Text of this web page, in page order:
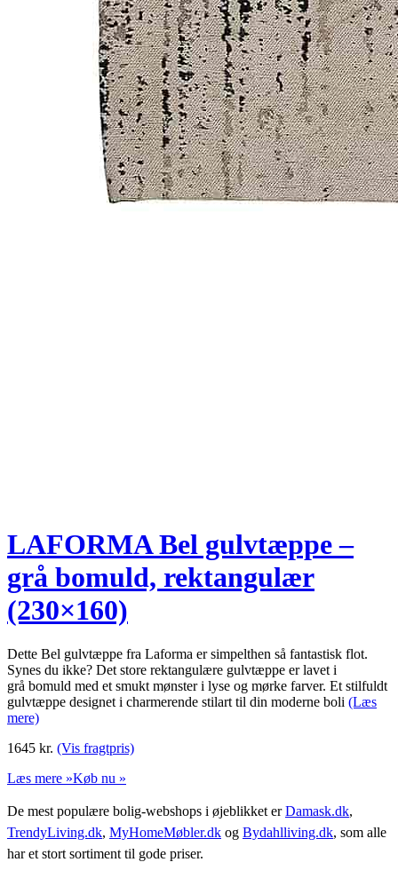
LAFORMA Bel gulvtæppe –
grå bomuld, rektangulær
(230×160)
Dette Bel gulvtæppe fra Laforma er simpelthen så fantastisk flot.
Synes du ikke? Det store rektangulære gulvtæppe er lavet i
grå bomuld med et smukt mønster i lyse og mørke farver. Et stilfuldt
gulvtæppe designet i charmerende stilart til din moderne boli (Læs
mere)
1645 kr. (Vis fragtpris)
Læs mere »Køb nu »
De mest populære bolig-webshops i øjeblikket erDamask.dk,
TrendyLiving.dk, MyHomeMøbler.dk og Bydahlliving.dk, som alle
har et stort sortiment til gode priser.